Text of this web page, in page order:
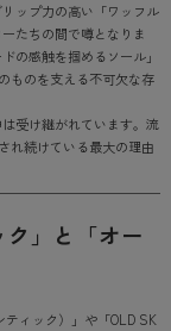
ップ力の高い「ワッフル
たちの間で噂となりま
の感触を掴めるソール」
ものを支える不可欠な存
受け継がれています。流
れ続けている最大の理由
」と「オー
ィック）」や「OLD SK